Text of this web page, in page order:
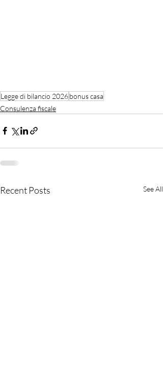
Legge di bilancio 2026bonus casa
Consulenza fiscale
Recent Posts See All